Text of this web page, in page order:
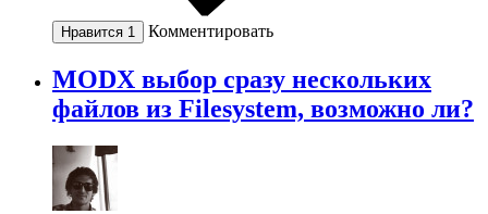
Нравится 1 Комментировать
MODX выбор сразу нескольких
файлов из Filesystem, возможно ли?